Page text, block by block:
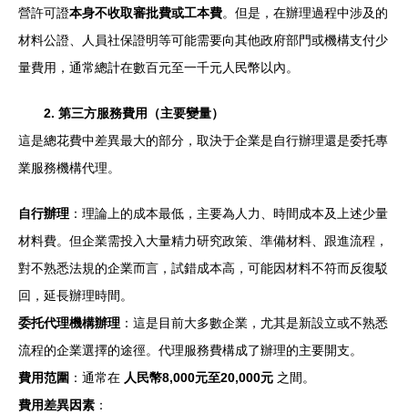
營許可證本身不收取審批費或工本費。但是，在辦理過程中涉及的
材料公證、人員社保證明等可能需要向其他政府部門或機構支付少
量費用，通常總計在數百元至一千元人民幣以內。
2. 第三方服務費用（主要變量）
這是總花費中差異最大的部分，取決于企業是自行辦理還是委托專
業服務機構代理。
自行辦理 ：理論上的成本最低，主要為人力、時間成本及上述少量
材料費。但企業需投入大量精力研究政策、準備材料、跟進流程，
對不熟悉法規的企業而言，試錯成本高，可能因材料不符而反復駁
回，延長辦理時間。
委托代理機構辦理 ：這是目前大多數企業，尤其是新設立或不熟悉
流程的企業選擇的途徑。代理服務費構成了辦理的主要開支。
費用范圍 ：通常在 人民幣8,000元至20,000元 之間。
費用差異因素 ：